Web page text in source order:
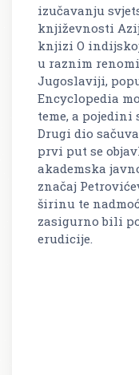
izučavanju
književnosti
knjizi O
u raznim
Jugoslaviji,
Encyclopedia
teme, a pojedini
Drugi dio
prvi put se
akademska
značaj
širinu te
zasigurno bili
erudicije.